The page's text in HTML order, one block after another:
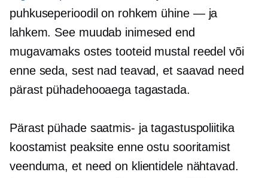
puhkuseperioodil on rohkem ühine — ja
lahkem. See muudab inimesed end
mugavamaks ostes tooteid mustal reedel või
enne seda, sest nad teavad, et saavad need
pärast pühadehooaega tagastada.
Pärast pühade saatmis- ja tagastuspoliitika
koostamist peaksite enne ostu sooritamist
veenduma, et need on klientidele nähtavad.